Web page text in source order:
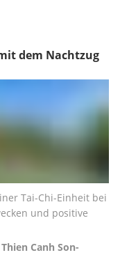
dem Nachtzug
Tai-Chi-Einheit bei
und positive
Thien Canh Son-